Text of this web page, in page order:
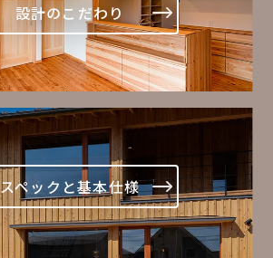
設計のこだわり
スペックと基本仕様